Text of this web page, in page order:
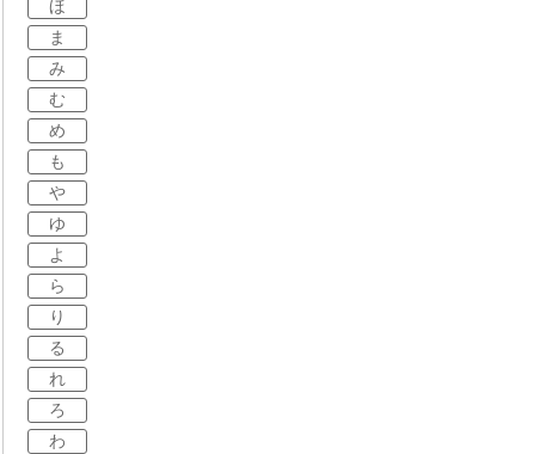
ほ
ま
み
む
め
も
や
ゆ
よ
ら
り
る
れ
ろ
わ